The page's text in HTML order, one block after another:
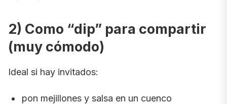
2) Como “dip” para compartir
(muy cómodo)
Ideal si hay invitados:
pon mejillones y salsa en un cuenco